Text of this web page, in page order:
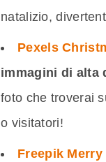
natalizio,
Pexels
immagini di alta
foto che troverai
o visitatori!
Freepik